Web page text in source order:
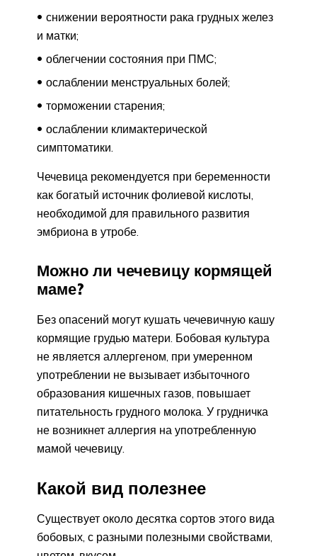
снижении вероятности рака грудных желез
и матки;
облегчении состояния при ПМС;
ослаблении менструальных болей;
торможении старения;
ослаблении климактерической
симптоматики.
Чечевица рекомендуется при беременности
как богатый источник фолиевой кислоты,
необходимой для правильного развития
эмбриона в утробе.
Можно ли чечевицу кормящей
маме?
Без опасений могут кушать чечевичную кашу
кормящие грудью матери. Бобовая культура
не является аллергеном, при умеренном
употреблении не вызывает избыточного
образования кишечных газов, повышает
питательность грудного молока. У грудничка
не возникнет аллергия на употребленную
мамой чечевицу.
Какой вид полезнее
Существует около десятка сортов этого вида
бобовых, с разными полезными свойствами,